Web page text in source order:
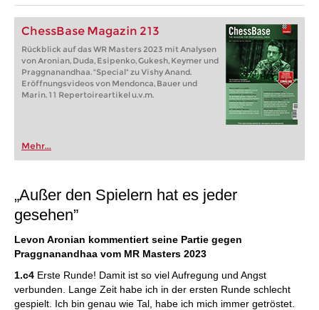
ChessBase Magazin 213
Rückblick auf das WR Masters 2023 mit Analysen
von Aronian, Duda, Esipenko, Gukesh, Keymer und
Praggnanandhaa. "Special" zu Vishy Anand.
Eröffnungsvideos von Mendonca, Bauer und
Marin. 11 Repertoireartikel u.v.m.
Mehr...
„Außer den Spielern hat es jeder
gesehen”
Levon Aronian kommentiert seine Partie gegen
Praggnanandhaa vom MR Masters 2023
1.c4 Erste Runde! Damit ist so viel Aufregung und Angst
verbunden. Lange Zeit habe ich in der ersten Runde schlecht
gespielt. Ich bin genau wie Tal, habe ich mich immer getröstet.